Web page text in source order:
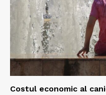
Costul economic al